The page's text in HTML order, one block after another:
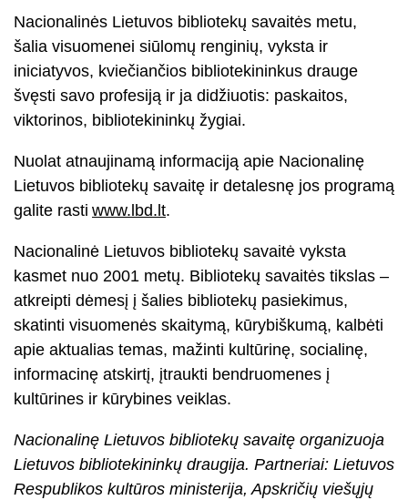
Nacionalinės Lietuvos bibliotekų savaitės metu,
šalia visuomenei siūlomų renginių, vyksta ir
iniciatyvos, kviečiančios bibliotekininkus drauge
švęsti savo profesiją ir ja didžiuotis: paskaitos,
viktorinos, bibliotekininkų žygiai.
Nuolat atnaujinamą informaciją apie Nacionalinę
Lietuvos bibliotekų savaitę ir detalesnę jos programą
galite rasti www.lbd.lt.
Nacionalinė Lietuvos bibliotekų savaitė vyksta
kasmet nuo 2001 metų. Bibliotekų savaitės tikslas –
atkreipti dėmesį į šalies bibliotekų pasiekimus,
skatinti visuomenės skaitymą, kūrybiškumą, kalbėti
apie aktualias temas, mažinti kultūrinę, socialinę,
informacinę atskirtį, įtraukti bendruomenes į
kultūrines ir kūrybines veiklas.
Nacionalinę Lietuvos bibliotekų savaitę organizuoja
Lietuvos bibliotekininkų draugija. Partneriai: Lietuvos
Respublikos kultūros ministerija, Apskričių viešųjų